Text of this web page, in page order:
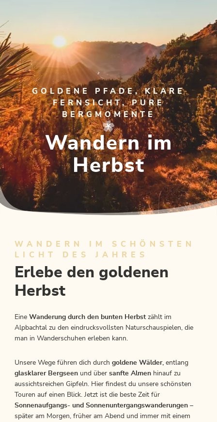
GOLDENE PFADE, KLARE
FERNSICHT, PURE
BERGMOMENTE
Wandern im
Herbst
WANDERN IM SCHÖNSTEN
LICHT DES JAHRES
Erlebe den goldenen
Herbst
Eine Wanderung durch den bunten Herbst zählt im
Alpbachtal zu den eindrucksvollsten Naturschauspielen, die
man in Wanderschuhen erleben kann.
Unsere Wege führen dich durch goldene Wälder, entlang
glasklarer Bergseen und über sanfte Almen hinauf zu
aussichtsreichen Gipfeln. Hier findest du unsere schönsten
Touren auf einen Blick. Jetzt ist die beste Zeit für
Sonnenaufgangs- und Sonnenuntergangswanderungen –
später am Morgen, früher am Abend und immer mit einem